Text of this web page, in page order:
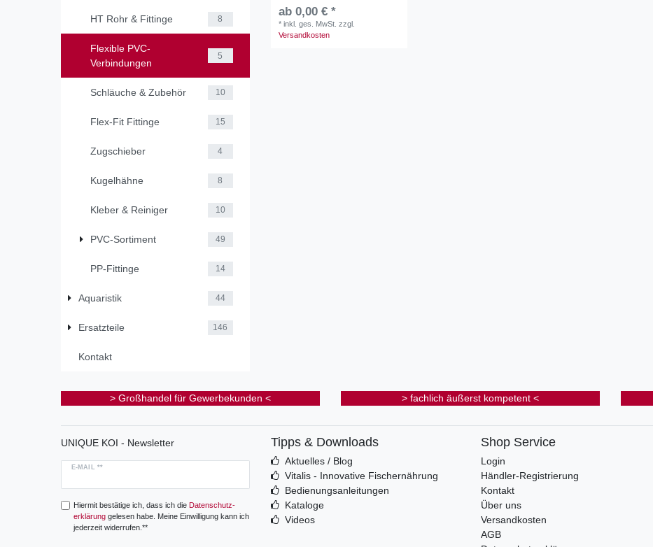
HT Rohr & Fittinge 8
Flexible PVC-
Verbindungen
5
Schläuche & Zubehör 10
Flex-Fit Fittinge 15
Zugschieber 4
Kugelhähne 8
Kleber & Reiniger 10
PVC-Sortiment 49
PP-Fittinge 14
Aquaristik 44
Ersatzteile 146
Kontakt
ab 0,00 € *
*inkl. ges. MwSt. zzgl.
Versandkosten
> Großhandel für Gewerbekunden < > fachlich äußerst kompetent <
UNIQUE KOI - Newsletter
E-MAIL **
Hiermit bestätige ich, dass ich die Daten­schutz­
erklärunggelesen habe. Meine Einwilligung kann ich
jederzeit widerrufen.**
Tipps & Downloads
Aktuelles / Blog
Vitalis - Innovative Fischernährung
Bedienungsanleitungen
Kataloge
Videos
Shop Service
Login
Händler-Registrierung
Kontakt
Über uns
Versandkosten
AGB